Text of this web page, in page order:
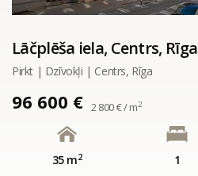
Lāčplēša iela, Centrs, Rīga
Pirkt | Dzīvokļi | Centrs, Rīga
96 600 € 2 800 € / m2
35 m2 1